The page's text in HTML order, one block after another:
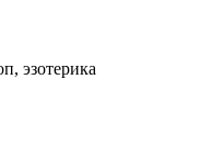
эзотерика